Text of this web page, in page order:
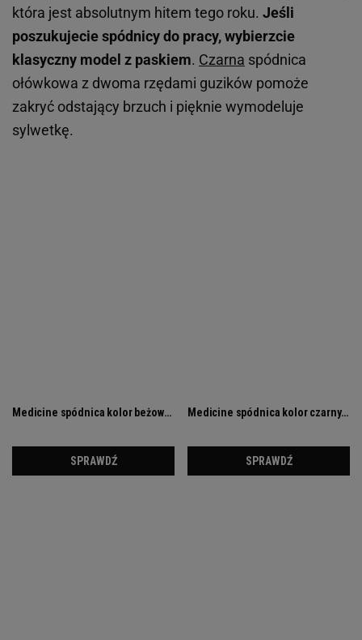
która jest absolutnym hitem tego roku. Jeśli
poszukujecie spódnicy do pracy, wybierzcie
klasyczny model z paskiem. Czarna spódnica
ołówkowa z dwoma rzędami guzików pomoże
zakryć odstający brzuch i pięknie wymodeluje
sylwetkę.